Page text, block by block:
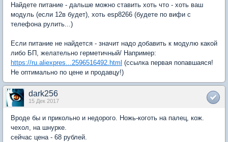
Найдете питание - дальше можно ставить хоть что - хоть ваш
модуль (если 12в будет), хоть esp8266 (будете по вифи с
телефона рулить...)
Если питание не найдется - значит надо добавить к модулю какой
либо БП, желательно герметичный/ Например:
https://ru.aliexpres...2596516492.html (ссылка первая попавшаяся!
Не оптимально по цене и продавцу!)
dark256
15 Дек 2017
Вроде бы и прикольно и недорого. Ножь-коготь на палец, кож.
чехол, на шнурке.
сейчас цена - 68 рублей.